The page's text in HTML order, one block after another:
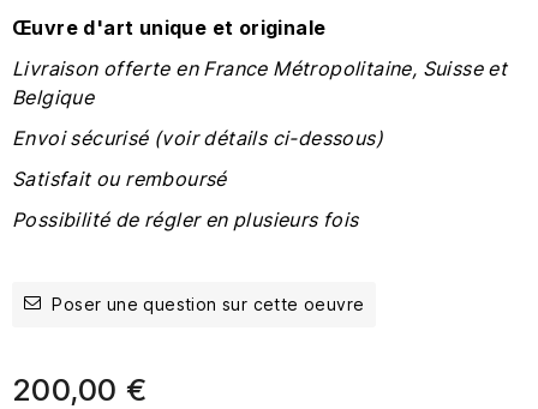
Œuvre d'art unique et originale
Livraison offerte en France Métropolitaine, Suisse et
Belgique
Envoi sécurisé (voir détails ci-dessous)
Satisfait ou remboursé
Possibilité de régler en plusieurs fois
Poser une question sur cette oeuvre
200,00 €